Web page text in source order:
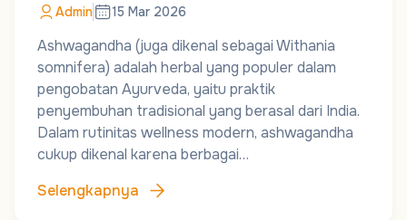
Admin 15 Mar 2026
Ashwagandha (juga dikenal sebagai Withania
somnifera) adalah herbal yang populer dalam
pengobatan Ayurveda, yaitu praktik
penyembuhan tradisional yang berasal dari India.
Dalam rutinitas wellness modern, ashwagandha
cukup dikenal karena berbagai…
Selengkapnya